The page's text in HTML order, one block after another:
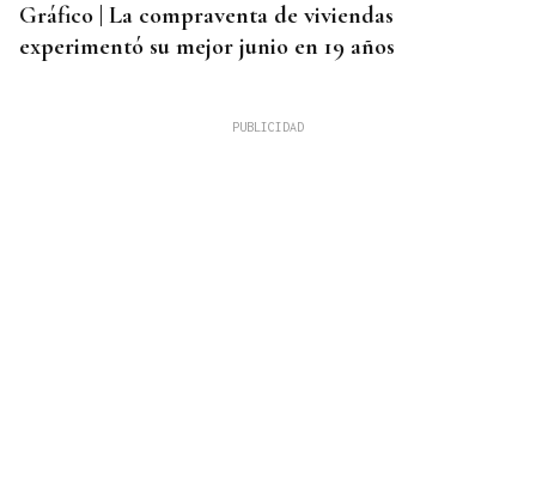
Gráfico | La compraventa de viviendas
experimentó su mejor junio en 19 años